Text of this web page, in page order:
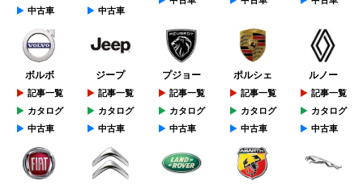
中古車
中古車
ボルボ
記事一覧
カタログ
中古車
ジープ
記事一覧
カタログ
中古車
プジョー
記事一覧
カタログ
中古車
ポルシェ
記事一覧
カタログ
中古車
ルノー
記事一覧
カタログ
中古車